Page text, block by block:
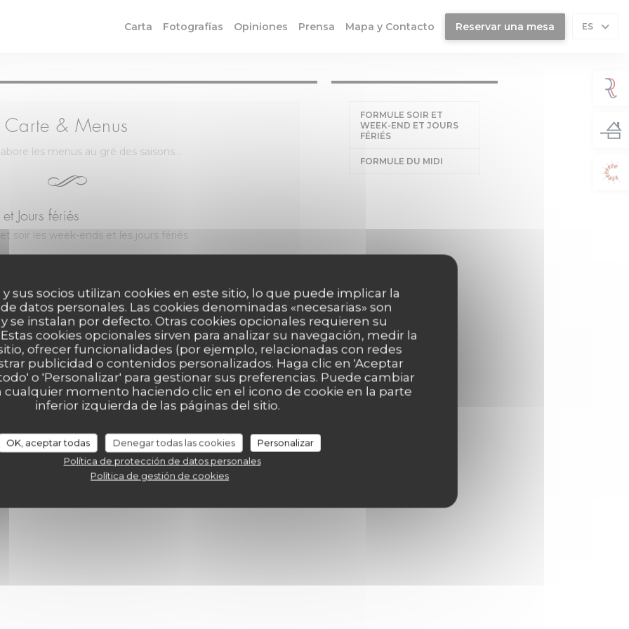
sus socios utilizan cookies en este sitio, lo que puede implicar la
datos personales. Las cookies denominadas «necesarias» son
se instalan por defecto. Otras cookies opcionales requieren su
cookies opcionales sirven para analizar su navegación, medir la
ofrecer funcionalidades (por ejemplo, relacionadas con redes
publicidad o contenidos personalizados. Haga clic en 'Aceptar
o 'Personalizar' para gestionar sus preferencias. Puede cambiar
cualquier momento haciendo clic en el icono de cookie en la parte
inferior izquierda de las páginas del sitio.
OK, aceptar todas Denegar todas las cookies
Personalizar
Política de protección de datos personales
Política de gestión de cookies
Carta Fotografías Opiniones Prensa Mapa y Contacto Reservar una mesa ES
Carte & Menus
les menus au gré des saisons...
Jours fériés
soir les week-ends et les jours fériés
26,00 EUR
19,00 EUR
17,00 EUR
FORMULE SOIR ET
WEEK-END ET JOURS
FÉRIÉS
FORMULE DU MIDI